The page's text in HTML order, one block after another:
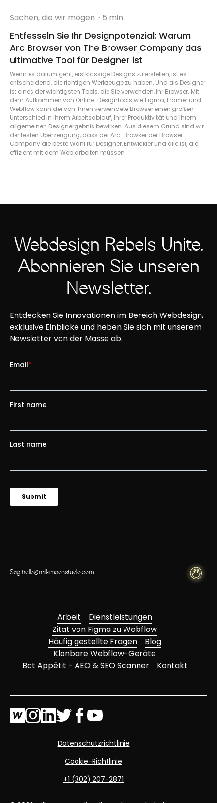
Sachen, die wir mögen · 5 min
Entfesseln Sie Ihr Designpotenzial: Warum
Arc Browser von The Browser Company das
ultimative Tool für Designer ist
Wenn es darum geht, erstklassige Designs zu erstellen, ist es
entscheidend, die richtigen Werkzeuge zu haben. Und als Designer
ist eines der wichtigsten Tools, die Sie verwenden, Ihr Browser. Mit
dem Aufkommen von Online-Designtools wie Figma, Framer und
Webflow kann der von Ihnen verwendete Browser einen großen
Unterschied in Ihrem Arbeitsablauf, Ihrer Produktivität und Ihrem
allgemeinen Designergebnis bewirken. Aus diesem Grund sind wir
der festen Überzeugung, dass der Arc-Browser der Browser
Company die beste Wahl für Designer, Entwickler und alle ist, die
effizient mit dem Web arbeiten müssen.
Webdesign Rebels Unite.
Abonnieren Sie unseren
Newsletter.
Entdecken Sie Innovationen im Bereich Webdesign,
exklusive Einblicke und heben Sie sich mit unserem
Newsletter von der Masse ab.
Saghello@milkmoonstudio.com
Arbeit
Dienstleistungen
Zitat von Figma zu Webflow
Häufig gestellte Fragen
Blog
Klonbare Webflow-Geräte
Bot Appétit - AEO & SEO Scanner
Kontakt
Datenschutzrichtlinie
Cookie-Richtlinie
+1 (302) 207-2871